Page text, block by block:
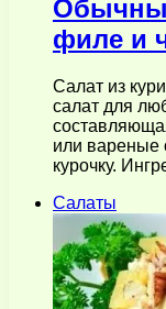
филе и
Салат из
салат для
или вареные
курочку.
Салаты